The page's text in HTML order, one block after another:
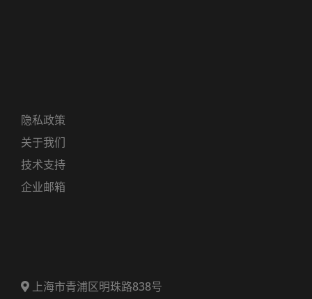
隐私政策
关于我们
技术支持
企业邮箱
上海市青浦区明珠路838号